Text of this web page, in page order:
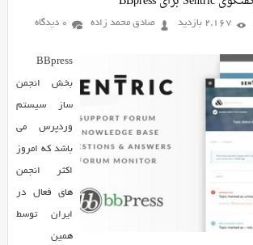
2,167 بازدید صادق محمد زاده 0 دیدگاه
BBpress
بخش انجمن
ساز سیستم
وردپرس می
باشد که امروز
اکثر انجمن
های فعال در
ایران توسط
همین